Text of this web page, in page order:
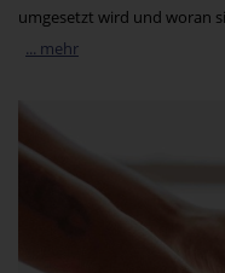
umgesetzt wird und woran
... mehr